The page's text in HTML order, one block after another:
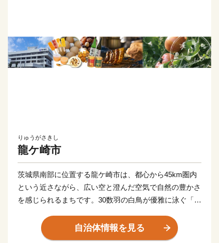
りゅうがさきし
龍ケ崎市
茨城県南部に位置する龍ケ崎市は、都心から45km圏内
という近さながら、広い空と澄んだ空気で自然の豊かさ
を感じられるまちです。30数羽の白鳥が優雅に泳ぐ「牛
また、「まち全体で子どもを育てたい！そして子育てを
支えたい！」そんな想いを実現するべく、結婚、妊娠、
自治体情報を見る